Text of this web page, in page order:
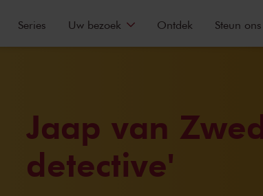
Series Uw bezoek Ontdek Steun ons
Jaap van
detective'